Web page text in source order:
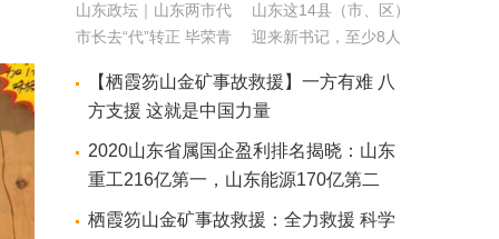
山东政坛｜山东两市代
市长去“代”转正 毕荣青
市政协主席
山东这14县（市、区）
迎来新书记，至少8人
【栖霞笏山金矿事故救援】一方有难 八
方支援 这就是中国力量
2020山东省属国企盈利排名揭晓：山东
重工216亿第一，山东能源170亿第二
栖霞笏山金矿事故救援：全力救援 科学